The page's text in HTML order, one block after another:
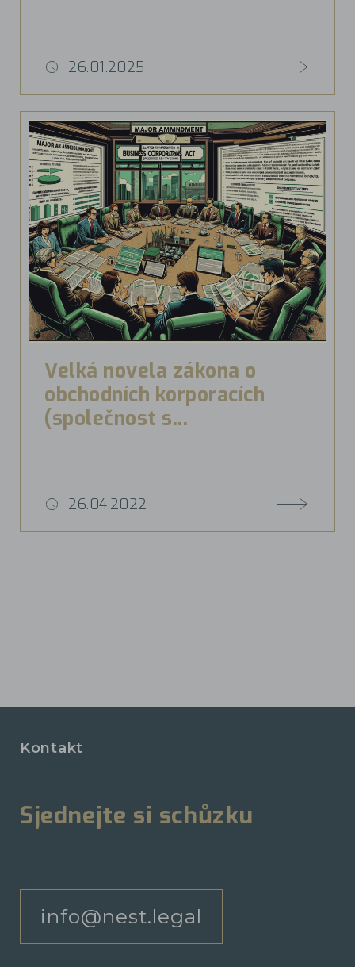
26.01.2025
Velká novela zákona o
obchodních korporacích
(společnost s...
26.04.2022
Kontakt
Sjednejte si schůzku
info@nest.legal